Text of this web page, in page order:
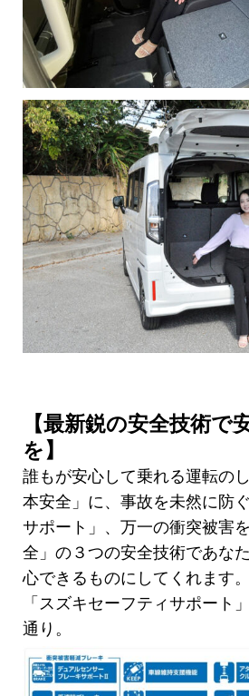
【最新鋭の安全技術で
を】
誰もが安心して乗れる運転の
本安全」に、事故を未然に防
サポート」、万一の衝突被害
全」の３つの安全技術であな
心できるものにしてくれます。
「スズキセーフティサポート
通り。